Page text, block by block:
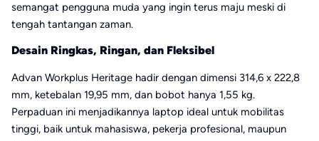
semangat pengguna muda yang ingin terus maju meski di
tengah tantangan zaman.
Desain Ringkas, Ringan, dan Fleksibel
Advan Workplus Heritage hadir dengan dimensi 314,6 x 222,8
mm, ketebalan 19,95 mm, dan bobot hanya 1,55 kg.
Perpaduan ini menjadikannya laptop ideal untuk mobilitas
tinggi, baik untuk mahasiswa, pekerja profesional, maupun